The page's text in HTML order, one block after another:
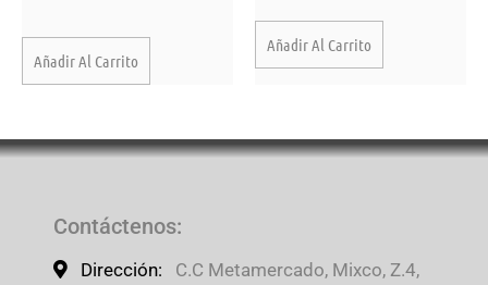
Añadir Al Carrito
Añadir Al Carrito
Contáctenos:
Dirección:
C.C Metamercado, Mixco, Z.4,